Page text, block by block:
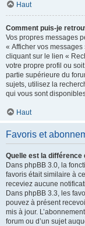
Haut
Comment puis-je
Vos propres messages
« Afficher vos
cliquant sur le lien «
votre propre profil ou
partie supérieure du
sujets, utilisez la
qui vous sont
Haut
Favoris et
Quelle est la
Dans phpBB 3.0, la
favoris était similaire à
receviez aucune
Dans phpBB 3.3, les
pouvez à présent
mis à jour.
forum ou d’un sujet